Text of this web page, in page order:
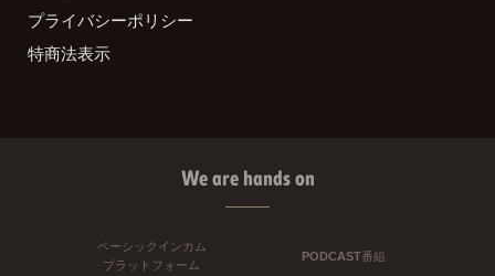
プライバシーポリシー
特商法表示
We are hands on
ベーシックインカム
プラットフォーム
PODCAST番組